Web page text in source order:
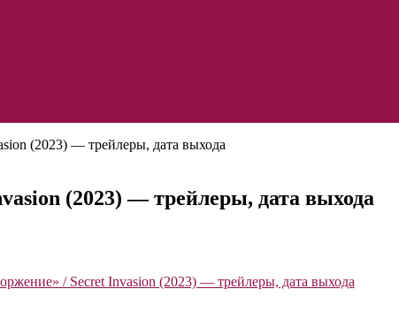
(2023) — трейлеры, дата выхода
(2023) — трейлеры, дата выхода